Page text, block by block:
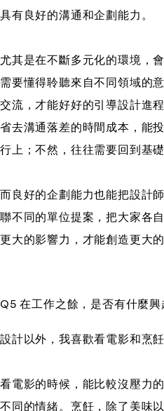
具有良好的溝通和企劃能力。
尤其是在不斷多元化的環境，
需要懂得聆聽來自不同領域的
交流，才能好好的引導設計進
省去溝通落差的時間成本，能
行上；不然，往往需要回到基
而良好的企劃能力也能把設計
聯不同的單位提案，把大家各
更大的影響力，才能創造更大的
Q5 在工作之餘，是否有什麼興
設計以外，我喜歡看電影和烹飪
看電影的時候，能比較沒壓力
不同的情緒。烹飪，除了美味